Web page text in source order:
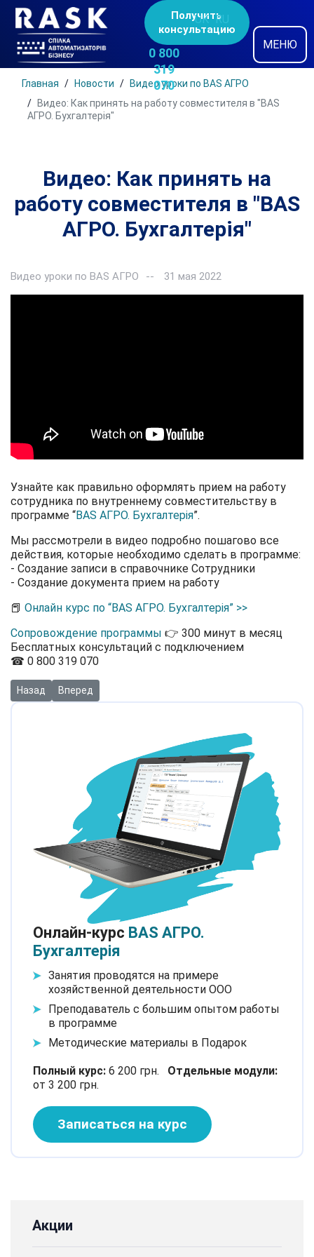
Получить
консультацию
0 800
319
070
UK RU
МЕНЮ
Главная Новости
Видео уроки по BAS АГРО
Видео: Как принять на работу совместителя в "BAS
АГРО. Бухгалтерія"
Видео: Как принять на
работу совместителя в "BAS
АГРО. Бухгалтерія"
Видео уроки по BAS АГРО 31 мая 2022
Узнайте как правильно оформлять прием на работу
сотрудника по внутреннему совместительству в
программе “BAS АГРО. Бухгалтерія”.
Мы рассмотрели в видео подробно пошагово все
действия, которые необходимо сделать в программе:
- Создание записи в справочнике Сотрудники
- Создание документа прием на работу
📕 Онлайн курс по “BAS АГРО. Бухгалтерія” >>
Сопровождение программы 👉 300 минут в месяц
Бесплатных консультаций с подключением
☎ 0 800 319 070
Предыдущий: Видео: Применение налоговой социальной
Назад Следующий: Видео: Как перевести работника на
Вперед
Онлайн-курс BAS АГРО.
Бухгалтерія
Занятия проводятся на примере
хозяйственной деятельности ООО
Преподаватель с большим опытом работы
в программе
Методические материалы в Подарок
Полный курс: 6 200 грн. Отдельные модули:
от 3 200 грн.
Записаться на курс
Акции